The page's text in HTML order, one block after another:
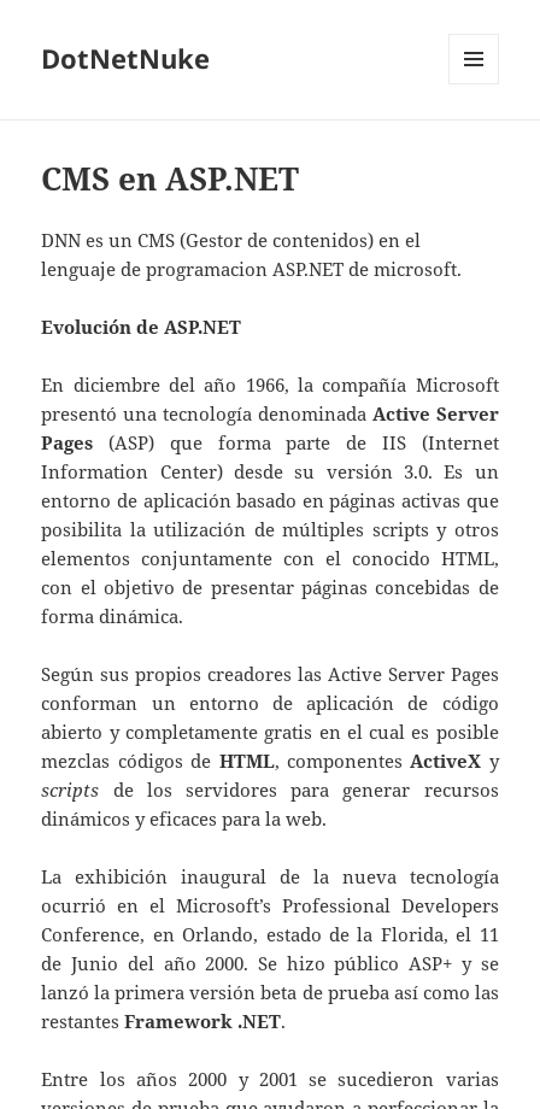
DotNetNuke
CMS en ASP.NET
DNN es un CMS (Gestor de contenidos) en el
lenguaje de programacion ASP.NET de microsoft.
Evolución de ASP.NET
En diciembre del año 1966, la compañía Microsoft
presentó una tecnología denominada Active Server
Pages (ASP) que forma parte de IIS (Internet
Information Center) desde su versión 3.0. Es un
entorno de aplicación basado en páginas activas que
posibilita la utilización de múltiples scripts y otros
elementos conjuntamente con el conocido HTML,
con el objetivo de presentar páginas concebidas de
forma dinámica.
Según sus propios creadores las Active Server Pages
conforman un entorno de aplicación de código
abierto y completamente gratis en el cual es posible
mezclas códigos de HTML, componentesActiveX y
scripts de los servidores para generar recursos
dinámicos y eficaces para la web.
La exhibición inaugural de la nueva tecnología
ocurrió en el Microsoft’s Professional Developers
Conference, en Orlando, estado de la Florida, el 11
de Junio del año 2000. Se hizo público ASP+ y se
lanzó la primera versión beta de prueba así como las
restantesFramework .NET.
Entre los años 2000 y 2001 se sucedieron varias